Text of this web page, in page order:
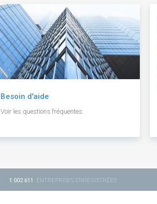
Besoin d'aide
Voir les questions fréquentes.
1 002 611 ENTREPRISES ENREGISTRÉES